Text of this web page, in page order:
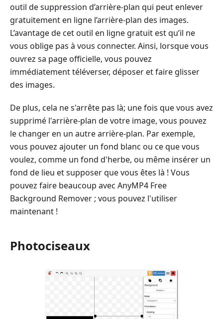
outil de suppression d’arrière-plan qui peut enlever
gratuitement en ligne l’arrière-plan des images.
L’avantage de cet outil en ligne gratuit est qu’il ne
vous oblige pas à vous connecter. Ainsi, lorsque vous
ouvrez sa page officielle, vous pouvez
immédiatement téléverser, déposer et faire glisser
des images.
De plus, cela ne s'arrête pas là; une fois que vous avez
supprimé l'arrière-plan de votre image, vous pouvez
le changer en un autre arrière-plan. Par exemple,
vous pouvez ajouter un fond blanc ou ce que vous
voulez, comme un fond d'herbe, ou même insérer un
fond de lieu et supposer que vous êtes là ! Vous
pouvez faire beaucoup avec AnyMP4 Free
Background Remover ; vous pouvez l'utiliser
maintenant !
Photociseaux